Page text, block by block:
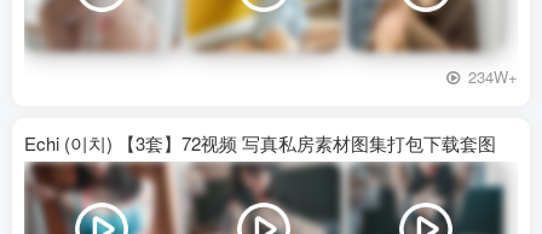
234W+
Echi (이치) 【3套】72视频 写真私房素材图集打包下载套图